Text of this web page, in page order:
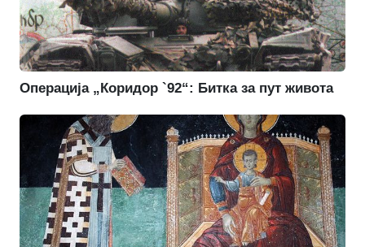
Операција „Коридор `92“: Битка за пут живота